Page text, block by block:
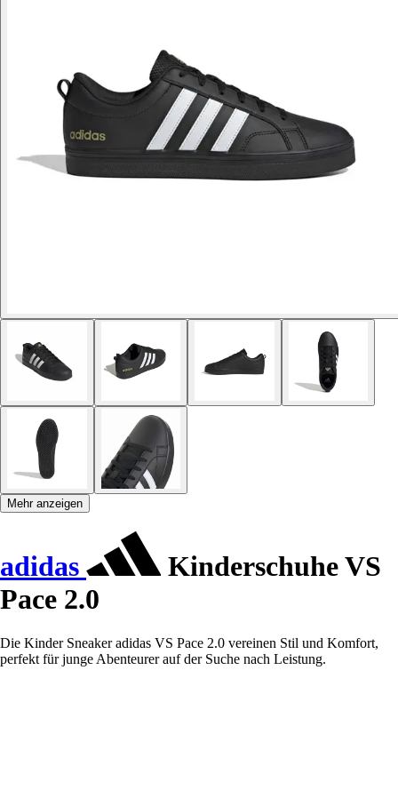
Mehr anzeigen
adidas
Kinderschuhe VS
Pace 2.0
Die Kinder Sneaker adidas VS Pace 2.0 vereinen Stil und Komfort,
perfekt für junge Abenteurer auf der Suche nach Leistung.